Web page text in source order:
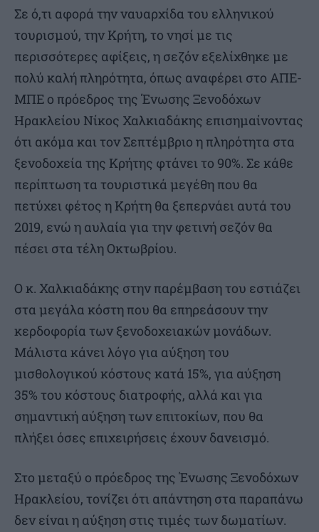
Σε ό,τι αφορά την ναυαρχίδα του ελληνικού
τουρισμού, την Κρήτη, το νησί με τις
περισσότερες αφίξεις, η σεζόν εξελίχθηκε με
πολύ καλή πληρότητα, όπως αναφέρει στο ΑΠΕ-
ΜΠΕ ο πρόεδρος της Ένωσης Ξενοδόχων
Ηρακλείου Νίκος Χαλκιαδάκης επισημαίνοντας
ότι ακόμα και τον Σεπτέμβριο η πληρότητα στα
ξενοδοχεία της Κρήτης φτάνει το 90%. Σε κάθε
περίπτωση τα τουριστικά μεγέθη που θα
πετύχει φέτος η Κρήτη θα ξεπερνάει αυτά του
2019, ενώ η αυλαία για την φετινή σεζόν θα
πέσει στα τέλη Οκτωβρίου.
Ο κ. Χαλκιαδάκης στην παρέμβαση του εστιάζει
στα μεγάλα κόστη που θα επηρεάσουν την
κερδοφορία των ξενοδοχειακών μονάδων.
Μάλιστα κάνει λόγο για αύξηση του
μισθολογικού κόστους κατά 15%, για αύξηση
35% του κόστους διατροφής, αλλά και για
σημαντική αύξηση των επιτοκίων, που θα
πλήξει όσες επιχειρήσεις έχουν δανεισμό.
Στο μεταξύ ο πρόεδρος της Ένωσης Ξενοδόχων
Ηρακλείου, τονίζει ότι απάντηση στα παραπάνω
δεν είναι η αύξηση στις τιμές των δωματίων.